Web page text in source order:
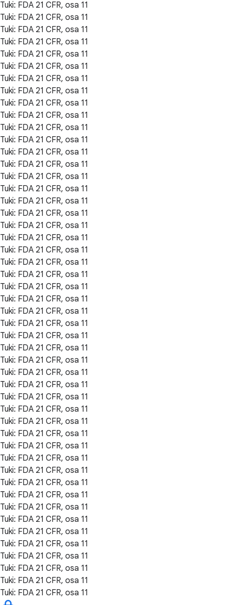
Tuki: FDA 21 CFR, osa 11
Tuki: FDA 21 CFR, osa 11
Tuki: FDA 21 CFR, osa 11
Tuki: FDA 21 CFR, osa 11
Tuki: FDA 21 CFR, osa 11
Tuki: FDA 21 CFR, osa 11
Tuki: FDA 21 CFR, osa 11
Tuki: FDA 21 CFR, osa 11
Tuki: FDA 21 CFR, osa 11
Tuki: FDA 21 CFR, osa 11
Tuki: FDA 21 CFR, osa 11
Tuki: FDA 21 CFR, osa 11
Tuki: FDA 21 CFR, osa 11
Tuki: FDA 21 CFR, osa 11
Tuki: FDA 21 CFR, osa 11
Tuki: FDA 21 CFR, osa 11
Tuki: FDA 21 CFR, osa 11
Tuki: FDA 21 CFR, osa 11
Tuki: FDA 21 CFR, osa 11
Tuki: FDA 21 CFR, osa 11
Tuki: FDA 21 CFR, osa 11
Tuki: FDA 21 CFR, osa 11
Tuki: FDA 21 CFR, osa 11
Tuki: FDA 21 CFR, osa 11
Tuki: FDA 21 CFR, osa 11
Tuki: FDA 21 CFR, osa 11
Tuki: FDA 21 CFR, osa 11
Tuki: FDA 21 CFR, osa 11
Tuki: FDA 21 CFR, osa 11
Tuki: FDA 21 CFR, osa 11
Tuki: FDA 21 CFR, osa 11
Tuki: FDA 21 CFR, osa 11
Tuki: FDA 21 CFR, osa 11
Tuki: FDA 21 CFR, osa 11
Tuki: FDA 21 CFR, osa 11
Tuki: FDA 21 CFR, osa 11
Tuki: FDA 21 CFR, osa 11
Tuki: FDA 21 CFR, osa 11
Tuki: FDA 21 CFR, osa 11
Tuki: FDA 21 CFR, osa 11
Tuki: FDA 21 CFR, osa 11
Tuki: FDA 21 CFR, osa 11
Tuki: FDA 21 CFR, osa 11
Tuki: FDA 21 CFR, osa 11
Tuki: FDA 21 CFR, osa 11
Tuki: FDA 21 CFR, osa 11
Tuki: FDA 21 CFR, osa 11
Tuki: FDA 21 CFR, osa 11
Tuki: FDA 21 CFR, osa 11